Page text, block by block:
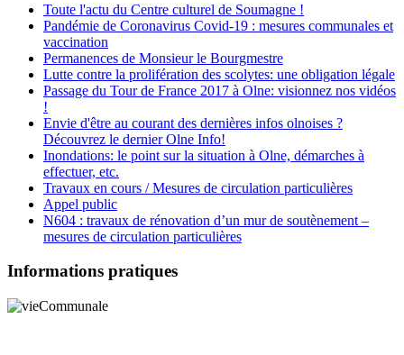
Toute l'actu du Centre culturel de Soumagne !
Pandémie de Coronavirus Covid-19 : mesures communales et
vaccination
Permanences de Monsieur le Bourgmestre
Lutte contre la prolifération des scolytes: une obligation légale
Passage du Tour de France 2017 à Olne: visionnez nos vidéos
!
Envie d'être au courant des dernières infos olnoises ?
Découvrez le dernier Olne Info!
Inondations: le point sur la situation à Olne, démarches à
effectuer, etc.
Travaux en cours / Mesures de circulation particulières
Appel public
N604 : travaux de rénovation d’un mur de soutènement –
mesures de circulation particulières
Informations pratiques